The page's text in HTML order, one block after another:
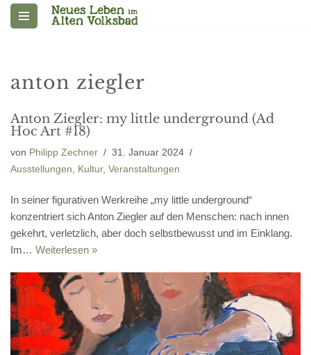
anton ziegler
Anton Ziegler: my little underground (Ad
Hoc Art #18)
von Philipp Zechner
31. Januar 2024
Ausstellungen, Kultur, Veranstaltungen
In seiner figurativen Werkreihe „my little underground“
konzentriert sich Anton Ziegler auf den Menschen: nach innen
gekehrt, verletzlich, aber doch selbstbewusst und im Einklang.
Im… Weiterlesen »